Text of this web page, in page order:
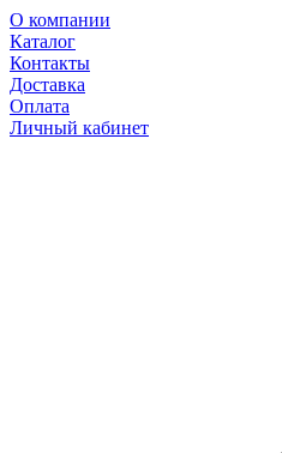
О компании
Каталог
Контакты
Доставка
Оплата
Личный кабинет